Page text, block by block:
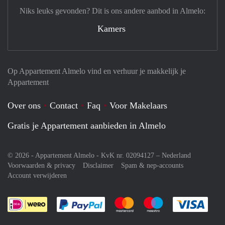
Op Appartement Almelo vind en verhuur je makkelijk je
Appartement
Over ons Contact Faq
Voor Makelaars
Gratis je Appartement aanbieden in Almelo
© 2026 - Appartement Almelo - KvK nr. 02094127 – Nederland
Voorwaarden & privacy
Disclaimer
Spam & nep-accounts
Account verwijderen
Je rekent gemakkelijk af met Paypal
Je rekent gemakkelijk af met
Je rekent
Niks leuks gevonden? Dit is ons andere aanbod in Almelo:
Kamers